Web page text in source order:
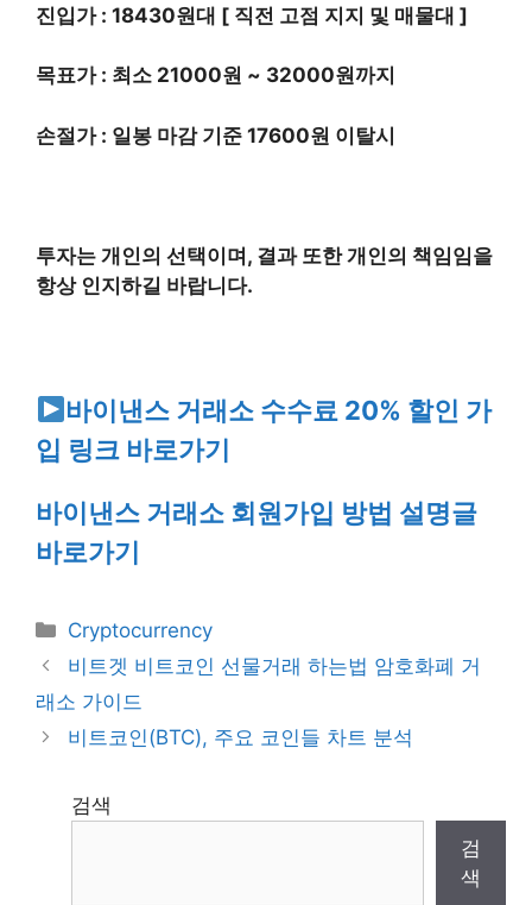
진입가 : 18430원대 [ 직전 고점 지지 및 매물대 ]
목표가 : 최소 21000원 ~ 32000원까지
손절가 : 일봉 마감 기준 17600원 이탈시
투자는 개인의 선택이며, 결과 또한 개인의 책임임을
항상 인지하길 바랍니다.
바이낸스 거래소 수수료 20% 할인 가
입 링크 바로가기
바이낸스 거래소 회원가입 방법 설명글
바로가기
Categories
Cryptocurrency
비트겟 비트코인 선물거래 하는법 암호화폐 거
래소 가이드
비트코인(BTC), 주요 코인들 차트 분석
검색
검
색